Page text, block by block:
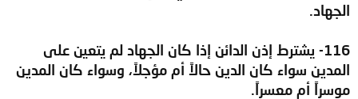
الجهاد.
116- يشترط إذن الدائن إذا كان الجهاد لم يتعين على
المدين سواء كان الدين حالاً أم مؤجلاً، وسواء كان المدين
موسراً أم معسراً.